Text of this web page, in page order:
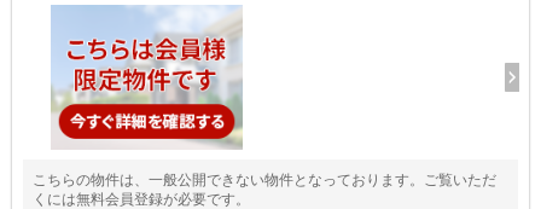
こちらの物件は、一般公開できない物件となっております。ご覧いただ
くには無料会員登録が必要です。